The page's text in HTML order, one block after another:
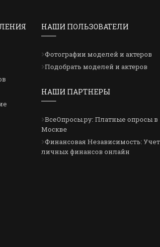
НАШИ ПОЛЬЗОВАТЕЛИ
Фотографии моделей и актеров
Подобрать моделей и актеров
НАШИ ПАРТНЕРЫ
ВсеОпросы.ру: Платные опросы в
Москве
Финансовая Независимость: Учет
личных финансов онлайн